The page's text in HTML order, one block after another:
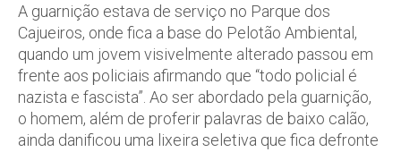
A guarnição estava de serviço no Parque dos
Cajueiros, onde fica a base do Pelotão Ambiental,
quando um jovem visivelmente alterado passou em
frente aos policiais afirmando que “todo policial é
nazista e fascista”. Ao ser abordado pela guarnição,
o homem, além de proferir palavras de baixo calão,
ainda danificou uma lixeira seletiva que fica defronte